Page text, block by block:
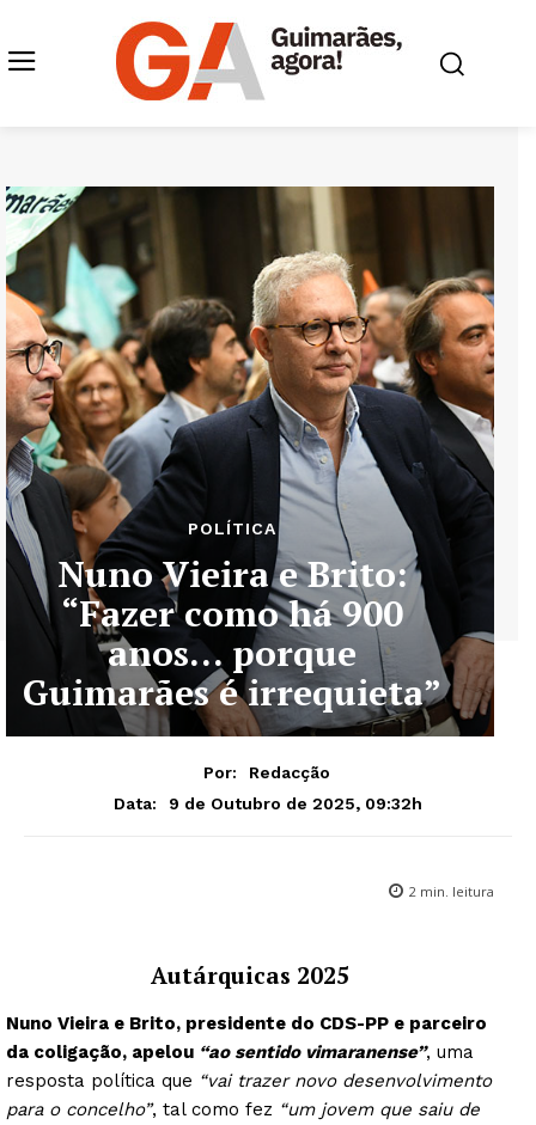
POLÍTICA
Nuno Vieira e Brito:
“Fazer como há 900
anos… porque
Guimarães é irrequieta”
Por:
Redacção
Data:
9 de Outubro de 2025, 09:32h
2 min. leitura
Autárquicas 2025
Nuno Vieira e Brito, presidente do CDS-PP e parceiro
da coligação, apelou “ao sentido vimaranense”, uma
resposta política que “vai trazer novo desenvolvimento
para o concelho”, tal como fez “um jovem que saiu de